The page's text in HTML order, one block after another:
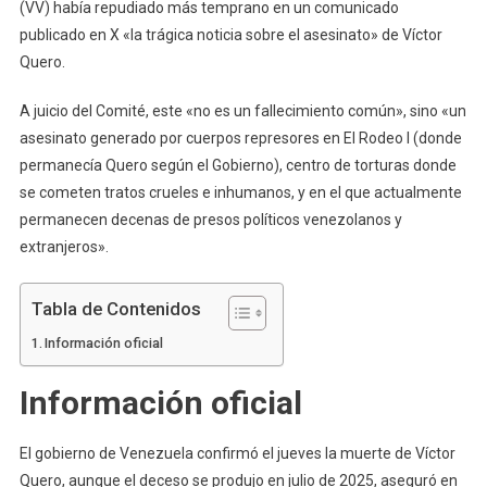
(VV) había repudiado más temprano en un comunicado
publicado en X «la trágica noticia sobre el asesinato» de Víctor
Quero.
A juicio del Comité, este «no es un fallecimiento común», sino «un
asesinato generado por cuerpos represores en El Rodeo I (donde
permanecía Quero según el Gobierno), centro de torturas donde
se cometen tratos crueles e inhumanos, y en el que actualmente
permanecen decenas de presos políticos venezolanos y
extranjeros».
Tabla de Contenidos
Información oficial
Información oficial
El gobierno de Venezuela confirmó el jueves la muerte de Víctor
Quero, aunque el deceso se produjo en julio de 2025, aseguró en